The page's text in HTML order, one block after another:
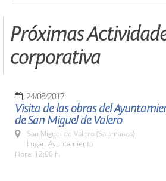
Próximas
corporativa
24/08/2017
Visita de las obras del
de San Miguel de Valero
San Miguel de Valero (Salamanca)
Lugar: Ayuntamiento
Hora: 12:00 h.